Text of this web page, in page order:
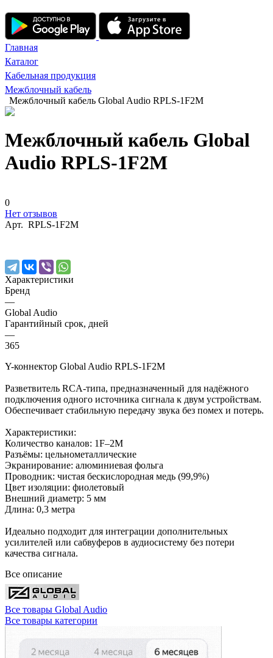
Главная
Каталог
Кабельная продукция
Межблочный кабель
Межблочный кабель Global Audio RPLS-1F2M
Межблочный кабель Global
Audio RPLS-1F2M
0
Нет отзывов
Арт. RPLS-1F2M
Характеристики
Бренд
—
Global Audio
Гарантийный срок, дней
—
365
Y-коннектор Global Audio RPLS-1F2M
Разветвитель RCA-типа, предназначенный для надёжного
подключения одного источника сигнала к двум устройствам.
Обеспечивает стабильную передачу звука без помех и потерь.
Характеристики:
Количество каналов: 1F–2M
Разъёмы: цельнометаллические
Экранирование: алюминиевая фольга
Проводник: чистая бескислородная медь (99,9%)
Цвет изоляции: фиолетовый
Внешний диаметр: 5 мм
Длина: 0,3 метра
Идеально подходит для интеграции дополнительных
усилителей или сабвуферов в аудиосистему без потери
качества сигнала.
Все описание
Все товары Global Audio
Все товары категории